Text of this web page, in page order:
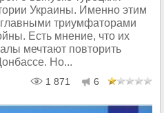
Украины. Именно этим
главными триумфаторами
Есть мнение, что их
мечтают повторить
Но...
1 871 6